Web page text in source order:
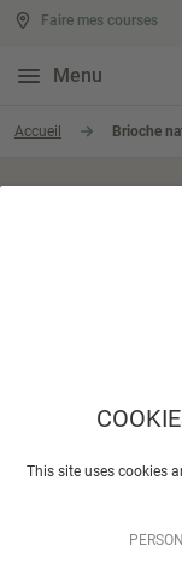
This site uses cookies
Menu
Faire mes courses
Accueil Brioche